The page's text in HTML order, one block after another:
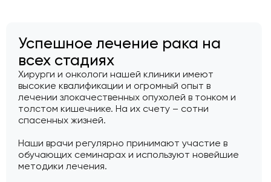
Успешное лечение рака на
всех стадиях
Хирурги и онкологи нашей клиники имеют
высокие квалификации и огромный опыт в
лечении злокачественных опухолей в тонком и
толстом кишечнике. На их счету – сотни
спасенных жизней.
Наши врачи регулярно принимают участие в
обучающих семинарах и используют новейшие
методики лечения.